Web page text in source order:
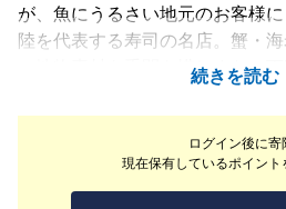
ログイン後に寄
現在保有しているポイン
が、魚にうるさい地元のお客様
陸を代表する寿司の名店。蟹・
の地物素材を手間を惜しまない
みも握りも珠玉の逸品。香林坊
アクセスの良い立地ながら、街
ある店内で上質な時間をお過ごし
続きを読む